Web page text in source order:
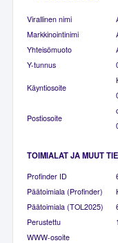
Virallinen nimi
Markkinointinimi
Yhteisömuoto
Y-tunnus
Käyntiosoite
Postiosoite
TOIMIALAT JA MUUT
Profinder ID
Päätoimiala (Profinder)
Päätoimiala (TOL2025)
Perustettu
WWW-osoite